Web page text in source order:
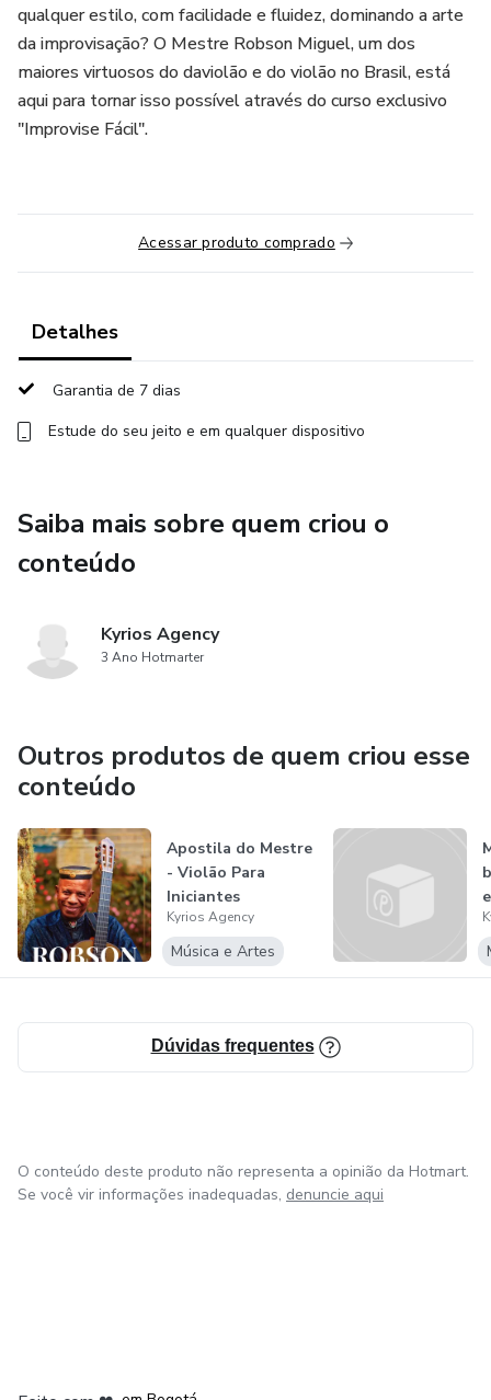
qualquer estilo, com facilidade e fluidez, dominando a arte
da improvisação? O Mestre Robson Miguel, um dos
maiores virtuosos do daviolão e do violão no Brasil, está
aqui para tornar isso possível através do curso exclusivo
"Improvise Fácil".
Acessar produto comprado
Detalhes
Garantia de 7 dias
Estude do seu jeito e em qualquer dispositivo
Saiba mais sobre quem criou o
conteúdo
Kyrios Agency
3 Ano Hotmarter
Outros produtos de quem criou esse
conteúdo
Apostila do Mestre
- Violão Para
Iniciantes
Kyrios Agency
Música e Artes
Dúvidas frequentes
O conteúdo deste produto não representa a opinião da Hotmart.
Se você vir informações inadequadas, denuncie aqui